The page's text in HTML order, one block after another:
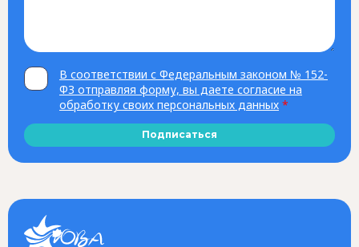
В соответствии с Федеральным законом № 152-
ФЗ отправляя форму, вы даете согласие на
обработку своих персональных данных *
Подписаться